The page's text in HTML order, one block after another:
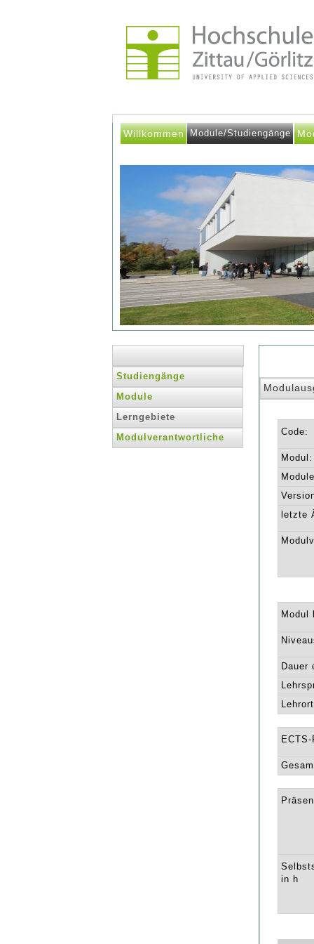
Willkommen Module/Studiengänge
Studiengänge
Module
Lerngebiete
Modulverantwortliche
Code:
Modul:
letzte
Modul
Dauer
in h